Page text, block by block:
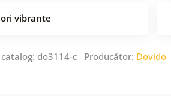
vibrante
do3114-c Producător: Dovido